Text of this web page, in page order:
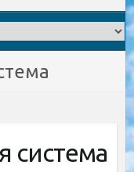
система